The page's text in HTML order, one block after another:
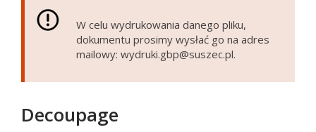
W celu wydrukowania danego pliku,
dokumentu prosimy wysłać go na adres
mailowy: wydruki.gbp@suszec.pl.
Decoupage